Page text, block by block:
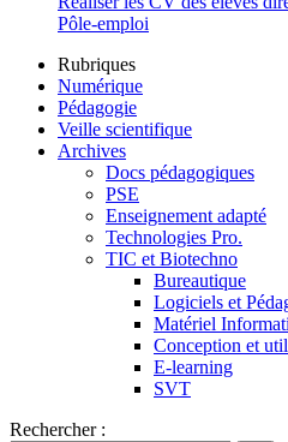
Pôle-emploi
Rubriques
Numérique
Pédagogie
Veille scientifique
Archives
Docs pédagogiques
PSE
Enseignement adapté
Technologies Pro.
TIC et Biotechno
Bureautique
Logiciels et
Matériel
Conception et
E-learning
SVT
Rechercher :